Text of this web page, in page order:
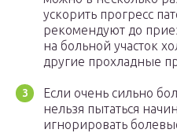
ускорить прогресс
рекомендуют до
на больной участок
другие прохладные
Если очень сильно
нельзя пытаться
игнорировать